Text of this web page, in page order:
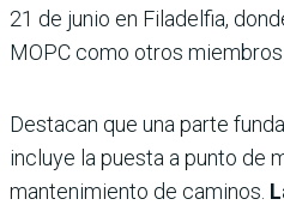
21 de junio en Filadelfia,
MOPC como otros
Destacan que una parte
incluye la puesta a punto de
mantenimiento de caminos.